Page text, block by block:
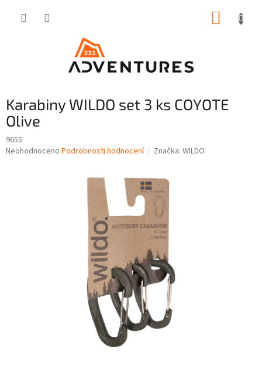
Karabiny WILDO set 3 ks COYOTE
Olive
9655
Průměrné
Neohodnoceno Podrobnosti hodnocení Značka: WILDO